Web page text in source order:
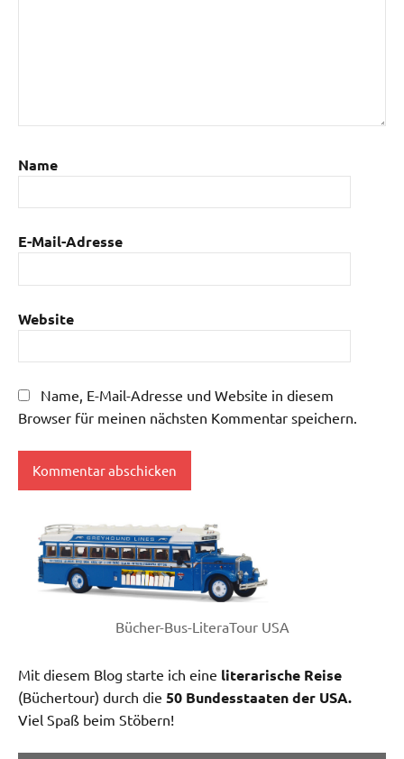
Name
E-Mail-Adresse
Website
Name, E-Mail-Adresse und Website in diesem
Browser für meinen nächsten Kommentar speichern.
Bücher-Bus-LiteraTour USA
Mit diesem Blog starte ich eine literarische Reise
(Büchertour) durch die 50 Bundesstaaten der USA.
Viel Spaß beim Stöbern!